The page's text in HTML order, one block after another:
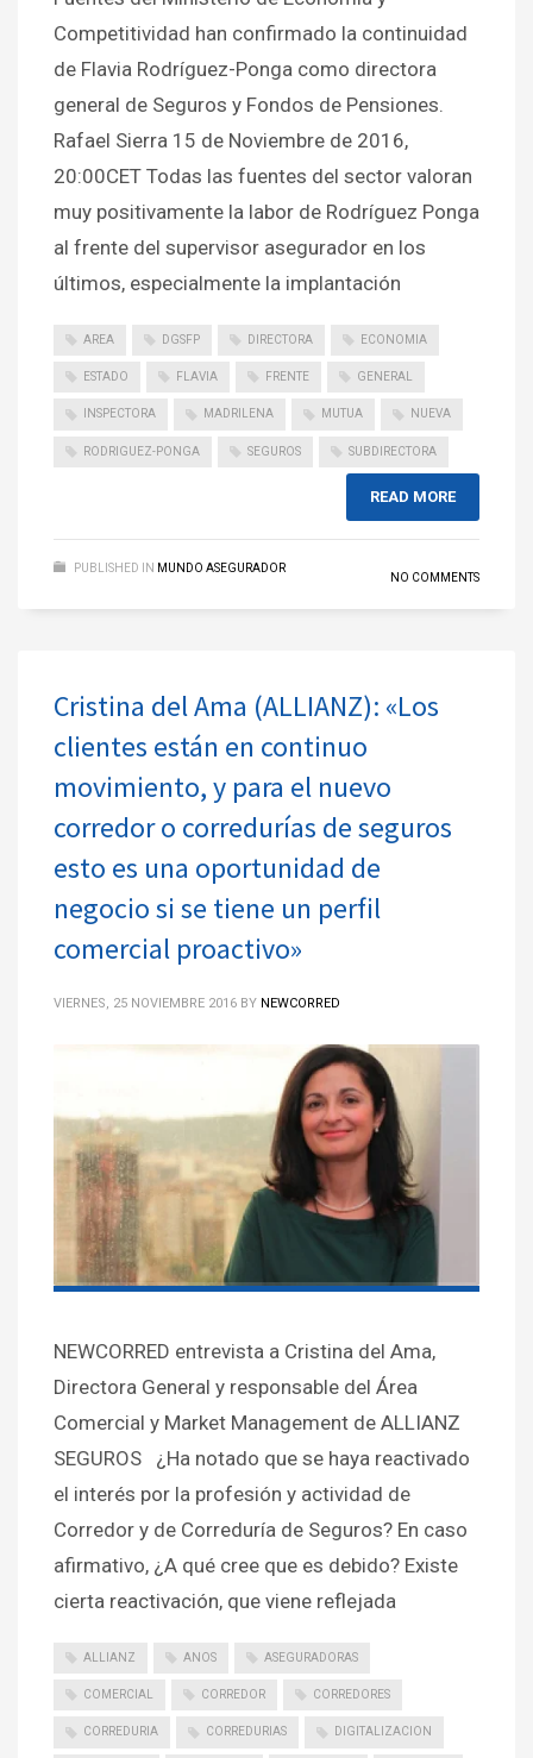
Competitividad han confirmado la continuidad
de Flavia Rodríguez-Ponga como directora
general de Seguros y Fondos de Pensiones.
Rafael Sierra 15 de Noviembre de 2016,
20:00CET Todas las fuentes del sector valoran
muy positivamente la labor de Rodríguez Ponga
al frente del supervisor asegurador en los
últimos, especialmente la implantación
AREA DGSFP DIRECTORA ECONOMIA
ESTADO FLAVIA FRENTE GENERAL
INSPECTORA MADRILENA MUTUA NUEVA
RODRIGUEZ-PONGA SEGUROS SUBDIRECTORA
READ MORE
PUBLISHED IN MUNDO ASEGURADOR
NO COMMENTS
Cristina del Ama (ALLIANZ): «Los
clientes están en continuo
movimiento, y para el nuevo
corredor o corredurías de seguros
esto es una oportunidad de
negocio si se tiene un perfil
comercial proactivo»
VIERNES, 25 NOVIEMBRE 2016 BY NEWCORRED
NEWCORRED entrevista a Cristina del Ama,
Directora General y responsable del Área
Comercial y Market Management de ALLIANZ
SEGUROS ¿Ha notado que se haya reactivado
el interés por la profesión y actividad de
Corredor y de Correduría de Seguros? En caso
afirmativo, ¿A qué cree que es debido? Existe
cierta reactivación, que viene reflejada
ALLIANZ ANOS ASEGURADORAS
COMERCIAL CORREDOR CORREDORES
CORREDURIA CORREDURIAS DIGITALIZACION